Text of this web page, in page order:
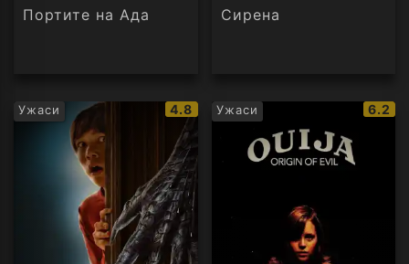
Портите на Ада Сирена
Ужаси
IMDb
рейтинг:
4.8 Ужаси
IMDb
6.2